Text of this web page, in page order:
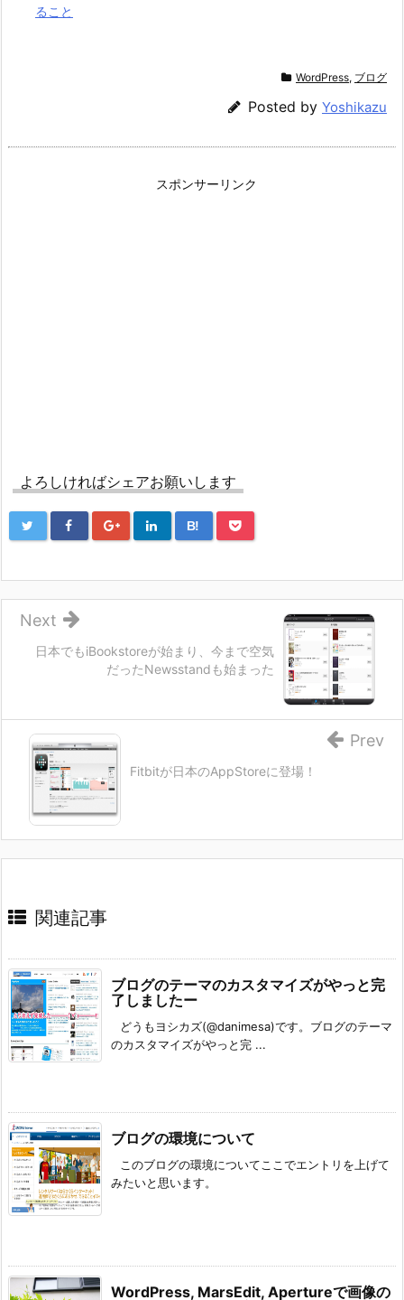
ること
WordPress, ブログ
Posted by Yoshikazu
スポンサーリンク
よろしければシェアお願いします
B!
日本でもiBookstoreが始まり、今まで空気
だったNewsstandも始まった
Next
Fitbitが日本のAppStoreに登場！
Prev
関連記事
ブログのテーマのカスタマイズがやっと完
了しましたー
どうもヨシカズ(@danimesa)です。ブログのテーマ
のカスタマイズがやっと完 ...
ブログの環境について
このブログの環境についてここでエントリを上げて
みたいと思います。
WordPress, MarsEdit, Apertureで画像の